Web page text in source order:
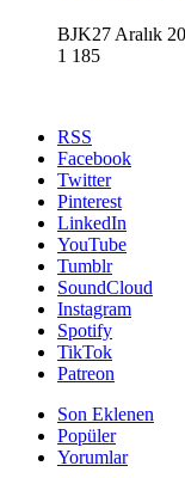
BJK27 Aralık
1 185
RSS
Facebook
Twitter
Pinterest
LinkedIn
YouTube
Tumblr
SoundCloud
Instagram
Spotify
TikTok
Patreon
Son Eklenen
Popüler
Yorumlar